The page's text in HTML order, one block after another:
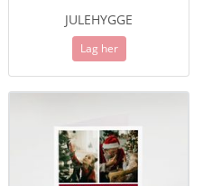
JULEHYGGE
Lag her